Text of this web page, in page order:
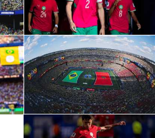
أقسام خاصة
Gamers
ميركاتو
تحقيق في الجول
تقرير في الجول